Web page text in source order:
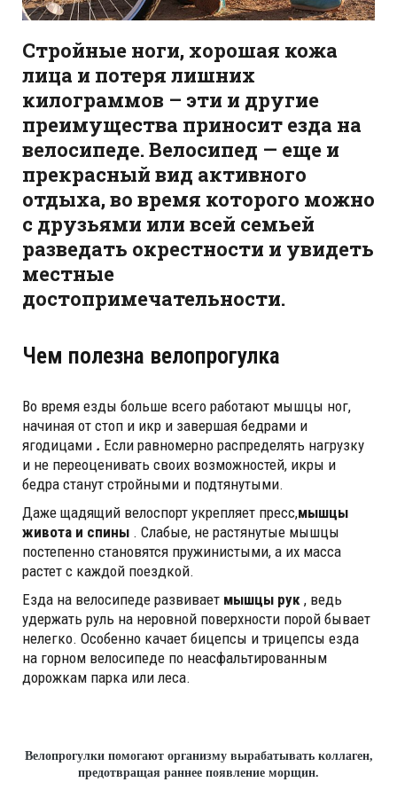
Стройные ноги, хорошая кожа
лица и потеря лишних
килограммов – эти и другие
преимущества приносит езда на
велосипеде. Велосипед — еще и
прекрасный вид активного
отдыха, во время которого можно
с друзьями или всей семьей
разведать окрестности и увидеть
местные
достопримечательности.
Чем полезна велопрогулка
Во время езды больше всего работают мышцы ног,
начиная от стоп и икр и завершая бедрами и
ягодицами . Если равномерно распределять нагрузку
и не переоценивать своих возможностей, икры и
бедра станут стройными и подтянутыми.
Даже щадящий велоспорт укрепляет пресс,мышцы
живота и спины . Слабые, не растянутые мышцы
постепенно становятся пружинистыми, а их масса
растет с каждой поездкой.
Езда на велосипеде развивает мышцы рук , ведь
удержать руль на неровной поверхности порой бывает
нелегко. Особенно качает бицепсы и трицепсы езда
на горном велосипеде по неасфальтированным
дорожкам парка или леса.
Велопрогулки помогают организму вырабатывать коллаген,
предотвращая раннее появление морщин.